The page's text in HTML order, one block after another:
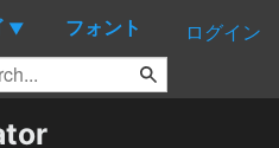
▼ フォント ログイン